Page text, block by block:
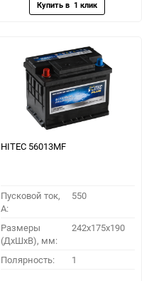
HITEC 56013MF
Пусковой ток,
A:
550
Размеры
(ДхШхВ), мм:
242x175x190
Полярность: 1